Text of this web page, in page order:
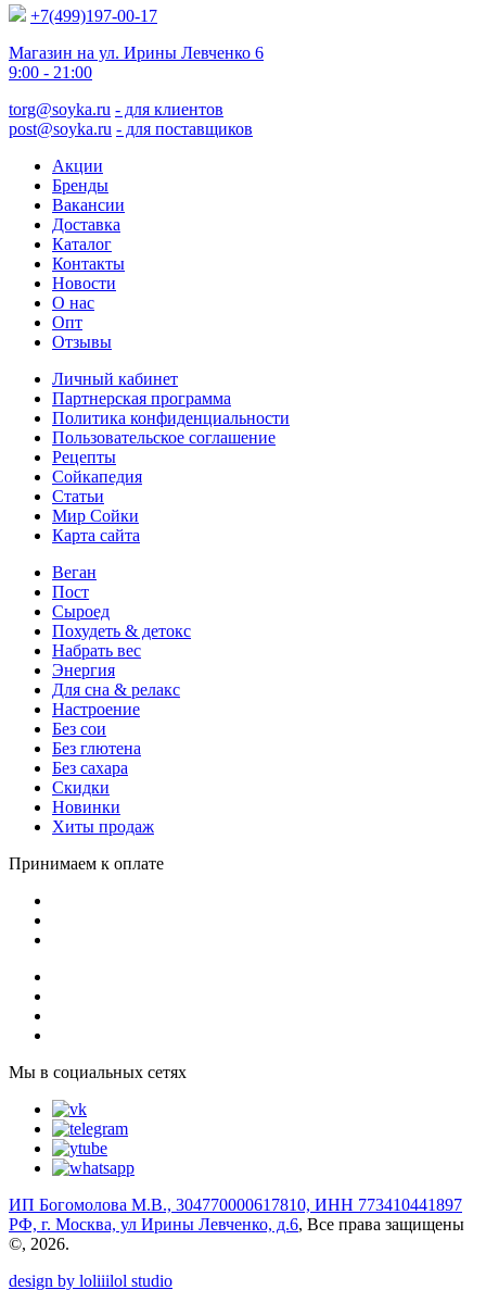
+7(499)197-00-17
Магазин на ул. Ирины Левченко 6
9:00 - 21:00
torg@soyka.ru - для клиентов
post@soyka.ru - для поставщиков
Акции
Бренды
Вакансии
Доставка
Каталог
Контакты
Новости
О нас
Опт
Отзывы
Личный кабинет
Партнерская программа
Политика конфиденциальности
Пользовательское соглашение
Рецепты
Сойкапедия
Статьи
Мир Сойки
Карта сайта
Веган
Пост
Сыроед
Похудеть & детокс
Набрать вес
Энергия
Для сна & релакс
Настроение
Без сои
Без глютена
Без сахара
Скидки
Новинки
Хиты продаж
Принимаем к оплате
Мы в социальных сетях
ИП Богомолова М.В., 304770000617810, ИНН 773410441897
РФ, г. Москва, ул Ирины Левченко, д.6, Все права защищены
©, 2026.
design by loliiilol studio